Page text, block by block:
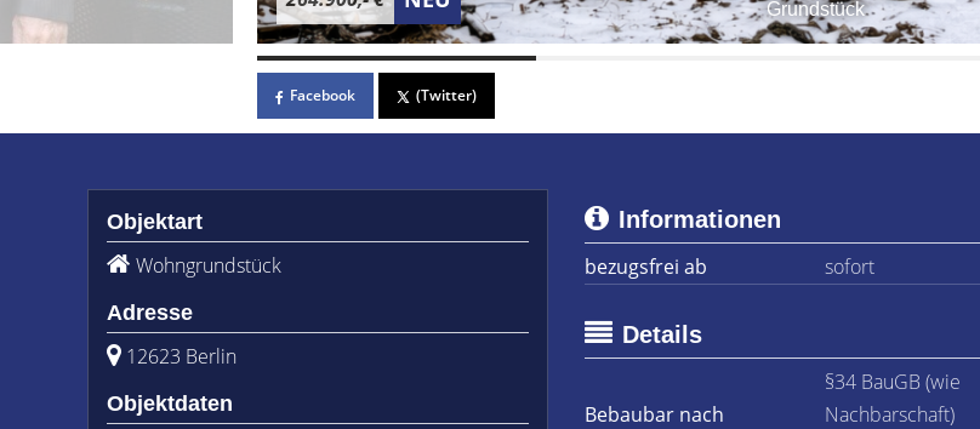
Grundstück
Facebook (Twitter)
Objektart
Wohngrundstück
Adresse
12623 Berlin
Objektdaten
Informationen
bezugsfrei ab
sofort
Details
Bebaubar nach
§34 BauGB (wie
Nachbarschaft)